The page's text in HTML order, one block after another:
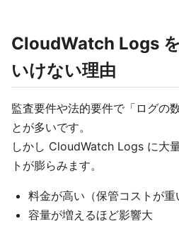
CloudWatch Logs
いけない理由
監査要件や法的要件で「ログの
とが多いです。
しかし CloudWatch Logs に大
トが膨らみます。
料金が高い（保管コストが重
容量が増えるほど影響大